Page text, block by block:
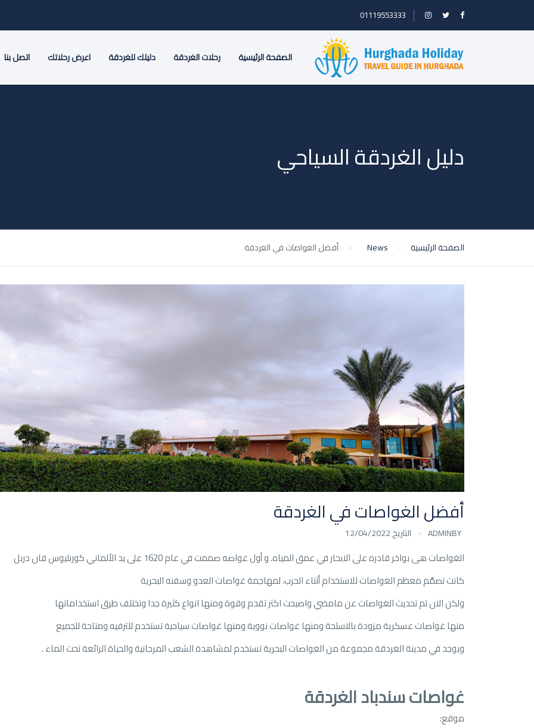
01119553333
الصفحة الرئيسية رحلات الغردقة دليلك للغردقة اعرض رحلاتك اتصل بنا
دليل الغردقة السياحي
الصفحة الرئيسية News أفضل الغواصات في الغردقة
أفضل الغواصات في الغردقة
BY
ADMIN التاريخ 12/04/2022
الغواصات هى بواخر قادره على الابحار في عمق المياه. و أول غواصه صممت في عام 1620 على يد الألماني كورنليوس فان دربل
كانت تصمَّم معظم الغواصات للاستخدام أثناء الحرب، لمهاجمة غواصات العدو وسفنه البحرية
ولكن الان تم تحديث الغواصات عن مامضي واصبحت اكثر تقدم وقوة ومنها انواع كثيرة جدا وتختلف طرق استخداماتها
منها غواصات عسكرية مزودة بالاسلحة ومنها غواصات نووية ومنها غواصات سياحية تستخدم للترفيه ومتاحة للجميع
ويوجد في مدينة الغردقة مجموعة من الغواصات البحرية تستخدم لمشاهدة الشعب المرجانية والحياة الرائعة تحت الماء .
غواصات سندباد الغردقة
موقع: